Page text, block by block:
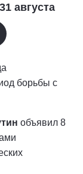
августа
борьбы с
объявил 8